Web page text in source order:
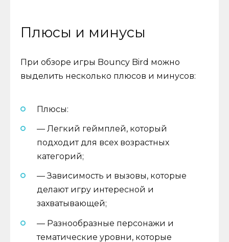
Плюсы и минусы
При обзоре игры Bouncy Bird можно
выделить несколько плюсов и минусов:
Плюсы:
— Легкий геймплей, который
подходит для всех возрастных
категорий;
— Зависимость и вызовы, которые
делают игру интересной и
захватывающей;
— Разнообразные персонажи и
тематические уровни, которые